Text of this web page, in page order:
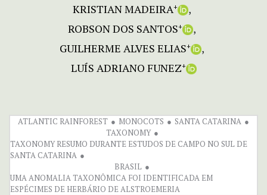
KRISTIAN MADEIRA+
ROBSON DOS SANTOS+
GUILHERME ALVES ELIAS+
LUÍS ADRIANO FUNEZ+
ATLANTIC RAINFOREST MONOCOTS
SANTA CATARINA
TAXONOMY
TAXONOMY RESUMO DURANTE ESTUDOS DE CAMPO NO SUL DE
SANTA CATARINA
BRASIL
UMA ANOMALIA TAXONÔMICA FOI IDENTIFICADA EM
ESPÉCIMES DE HERBÁRIO DE ALSTROEMERIA
PDF(17.08MB)